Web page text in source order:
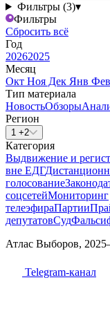
Фильтры (3)▾
Фильтры
Сбросить всё
Год
20262025
Месяц
Окт Ноя Дек Янв Фев
Тип материала
НовостьОбзоры
Регион
1 +2
Категория
Выдвижение и
вне ЕДГ
голосование
соцсетейМониторинг
телеэфираПартии
депутатовСуд
Атлас Выборов,
Telegram-канал